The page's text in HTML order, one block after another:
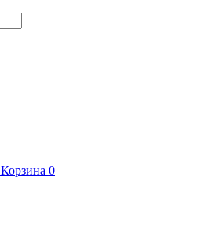
Корзина 0